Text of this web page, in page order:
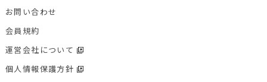
お問い合わせ
会員規約
運営会社について
個人情報保護方針